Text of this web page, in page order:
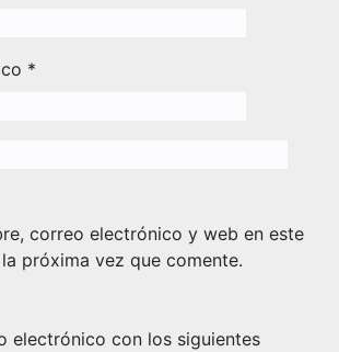
*
correo electrónico y web en este
próxima vez que comente.
electrónico con los siguientes